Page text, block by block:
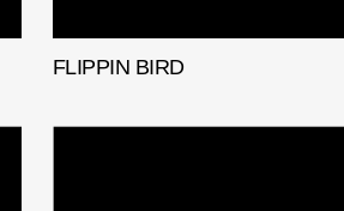
FLIPPIN BIRD